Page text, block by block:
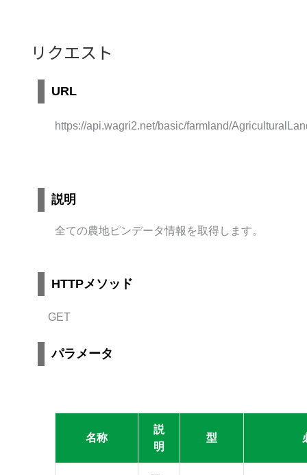
リクエスト
URL
https://api.wagri2.net/basic/farmland/
説明
全ての農地ピンデータ情報を取得します。
HTTPメソッド
GET
パラメータ
名称
説
明
型